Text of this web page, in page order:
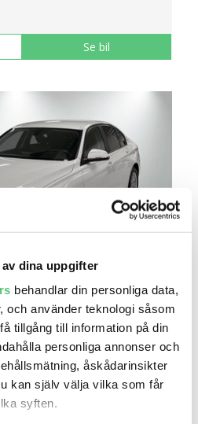
dina uppgifter
behandlar din personliga data,
och använder teknologi såsom
tillgång till information på din
personliga annonser och
åskådarinsikter
kan själv välja vilka som får
syften.
Se bil
såld|2 Brukare
månadskostnad
Barkarby
(20)